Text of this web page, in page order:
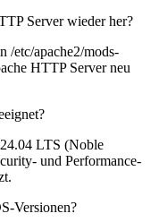
Server wieder her?
/etc/apache2/mods-
HTTP Server neu
LTS (Noble
und Performance-
Versionen?